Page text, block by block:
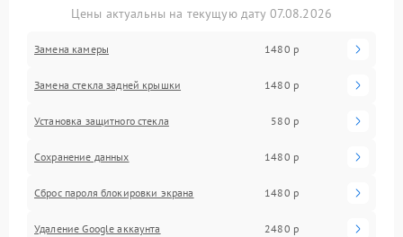
Цены актуальны на текущую дату 07.08.2026
Замена камеры 1480 р
Замена стекла задней крышки 1480 р
Установка защитного стекла 580 р
Сохранение данных 1480 р
Сброс пароля блокировки экрана 1480 р
Удаление Google аккаунта 2480 р